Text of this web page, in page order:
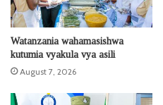
Watanzania wahamasishwa
kutumia vyakula vya asili
August 7, 2026